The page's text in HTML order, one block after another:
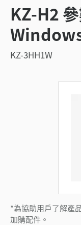
KZ-H2
KZ-3HH1W
*為協助用戶了解產
加購配件。